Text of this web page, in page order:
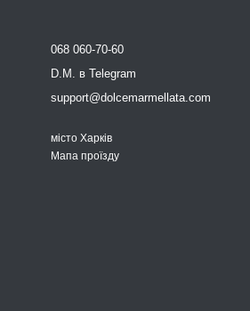
068 060-70-60
D.M. в Telegram
support@dolcemarmellata.com
місто Харків
Мапа проїзду